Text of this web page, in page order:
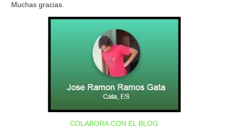
Muchas gracias.
COLABORA CON EL BLOG